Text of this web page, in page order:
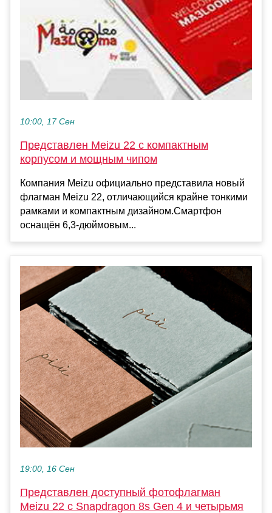
10:00, 17 Сен
Представлен Meizu 22 с компактным
корпусом и мощным чипом
Компания Meizu официально представила новый
флагман Meizu 22, отличающийся крайне тонкими
рамками и компактным дизайном.Смартфон
оснащён 6,3-дюймовым...
19:00, 16 Сен
Представлен доступный фотофлагман
Meizu 22 с Snapdragon 8s Gen 4 и четырьмя